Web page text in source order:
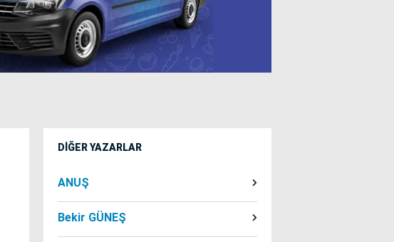
DİĞER YAZARLAR
ANUŞ
Bekir GÜNEŞ